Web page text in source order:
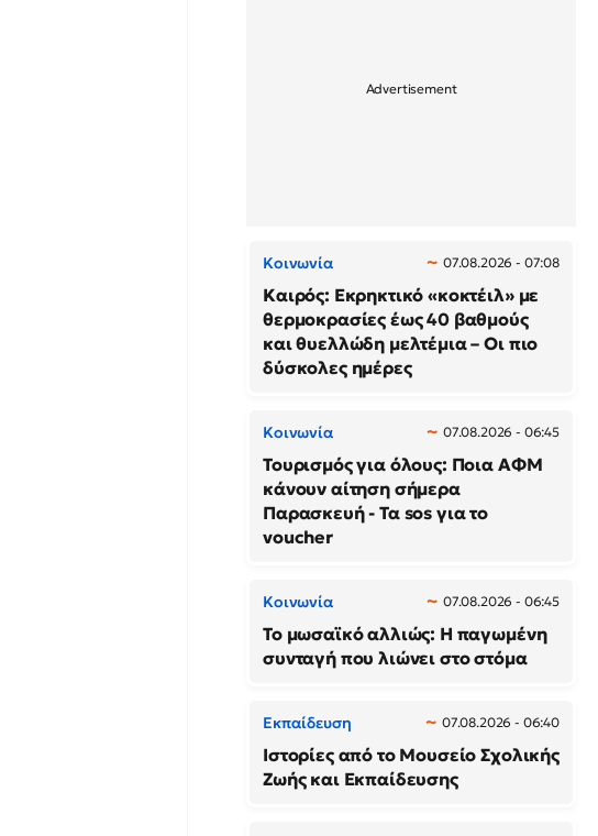
Κοινωνία 07.08.2026 - 07:08
Καιρός: Εκρηκτικό «κοκτέιλ» με
θερμοκρασίες έως 40 βαθμούς
και θυελλώδη μελτέμια – Οι πιο
δύσκολες ημέρες
Κοινωνία 07.08.2026 - 06:45
Τουρισμός για όλους: Ποια ΑΦΜ
κάνουν αίτηση σήμερα
Παρασκευή - Τα sos για το
voucher
Κοινωνία 07.08.2026 - 06:45
Το μωσαϊκό αλλιώς: Η παγωμένη
συνταγή που λιώνει στο στόμα
Εκπαίδευση 07.08.2026 - 06:40
Ιστορίες από το Μουσείο Σχολικής
Ζωής και Εκπαίδευσης